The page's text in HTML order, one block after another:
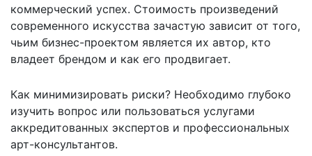
коммерческий успех. Стоимость произведений
современного искусства зачастую зависит от того,
чьим бизнес-проектом является их автор, кто
владеет брендом и как его продвигает.
Как минимизировать риски? Необходимо глубоко
изучить вопрос или пользоваться услугами
аккредитованных экспертов и профессиональных
арт-консультантов.